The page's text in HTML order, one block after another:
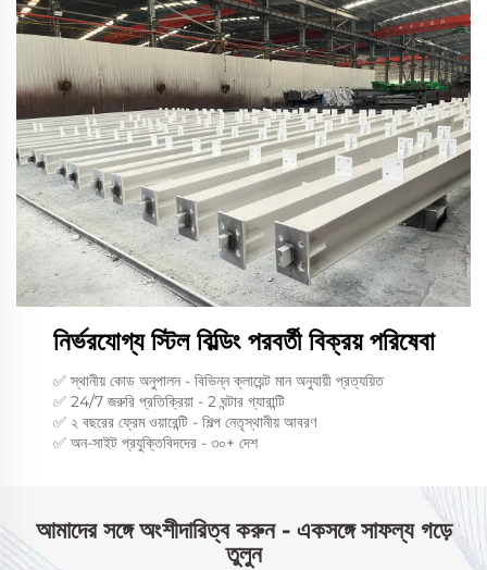
নির্ভরযোগ্য স্টিল বিল্ডিং পরবর্তী বিক্রয় পরিষেবা
✅ স্থানীয় কোড অনুপালন - বিভিন্ন ক্লায়েন্ট মান অনুযায়ী প্রত্যয়িত
✅ 24/7 জরুরি প্রতিক্রিয়া - 2 ঘন্টার গ্যারান্টি
✅ ২ বছরের ফ্রেম ওয়ারেন্টি - শিল্প নেতৃস্থানীয় আবরণ
✅ অন-সাইট প্রযুক্তিবিদদের - ৩০+ দেশ
আমাদের সঙ্গে অংশীদারিত্ব করুন - একসঙ্গে সাফল্য গড়ে
তুলুন